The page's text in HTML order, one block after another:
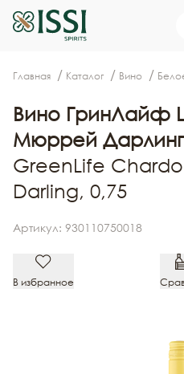
Главная Каталог Вино
Вино ГринЛайф
Мюррей Дарлинг
GreenLife
Darling, 0,75
Артикул: 930110750018
В избранное